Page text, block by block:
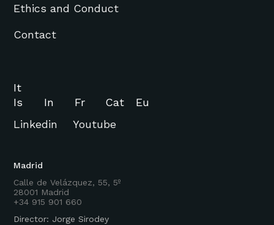
Ethics and Conduct
Contact
Madrid
Calle de Velázquez, 55, 5º
28001 Madrid
+34 915 901 660
Director: Jorge Sirodey
It
Is
In Fr Cat
Eu
Linkedin
Youtube